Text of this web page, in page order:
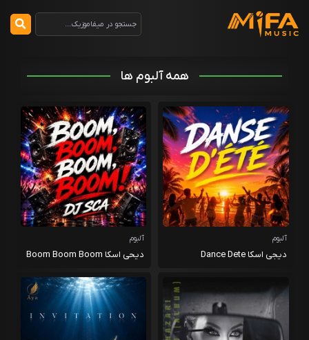
همه آلبوم ها
آلبوم
دیجی اسکا Dance Dete
آلبوم
دیحی اسکا Boom Boom Boom